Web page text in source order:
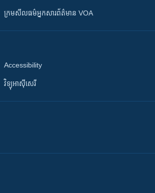
ក្រម​​​សីលធម៌​​​អ្នក​​​សារព័ត៌មាន VOA
Accessibility
វិទ្យុ​អាស៊ី​សេរី